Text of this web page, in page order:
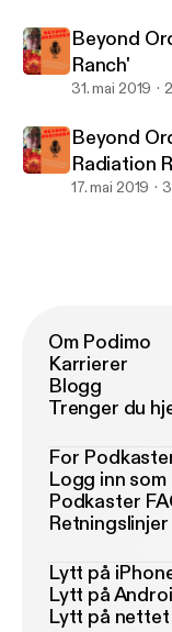
Beyond
Ranch'
31. mai 2019
Beyond
Radiation
17. mai 2019
Om Podimo
Karrierer
Blogg
Trenger du
For
Logg inn
Podkaster
Lytt på
Lytt på
Lytt på nettet